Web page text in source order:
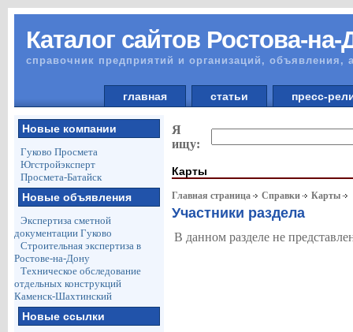
Каталог сайтов Ростова-на-
справочник предприятий и организаций, объявления,
главная статьи пресс-
Новые компании
Гуково Просмета
Югстройэксперт
Просмета-Батайск
Новые объявления
Экспертиза сметной
документации Гуково
Строительная экспертиза в
Ростове-на-Дону
Техническое обследование
отдельных конструкций
Каменск-Шахтинский
Новые ссылки
Я
ищу:
Карты
Главная страница Справки Карты
Участники раздела
В данном разделе не